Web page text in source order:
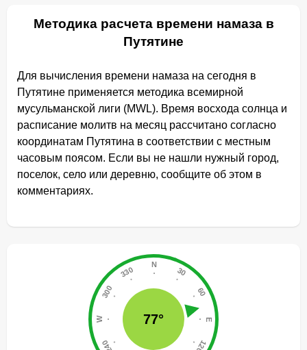
Методика расчета времени намаза в
Путятине
Для вычисления времени намаза на сегодня в
Путятине применяется методика всемирной
мусульманской лиги (MWL). Время восхода солнца и
расписание молитв на месяц рассчитано согласно
координатам Путятина в соответствии с местным
часовым поясом. Если вы не нашли нужный город,
поселок, село или деревню, сообщите об этом в
комментариях.
77°